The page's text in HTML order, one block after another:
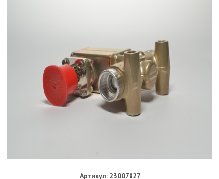
Артикул: 23007827